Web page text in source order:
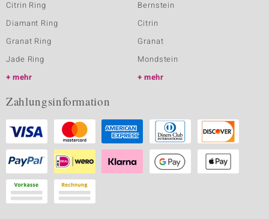
Citrin Ring
Diamant Ring
Granat Ring
Jade Ring
mehr
Bernstein
Citrin
Granat
Mondstein
mehr
Zahlungsinformation